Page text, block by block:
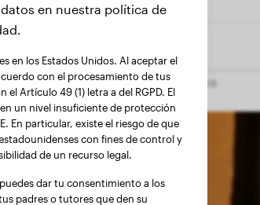
en nuestra política de
en los Estados Unidos. Al aceptar el
con el procesamiento de tus
Artículo 49 (1) letra a del RGPD. El
un nivel insuficiente de protección
En particular, existe el riesgo de que
con fines de control y
de un recurso legal.
dar tu consentimiento a los
padres o tutores que den su